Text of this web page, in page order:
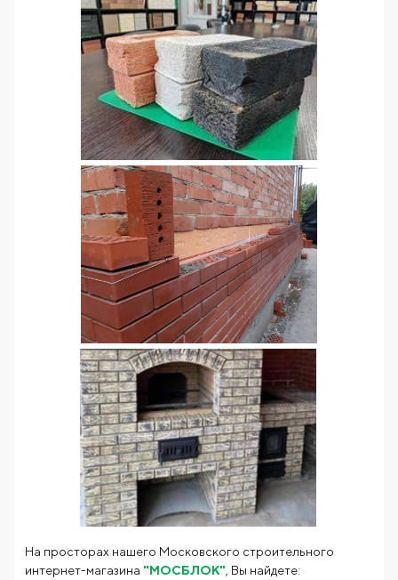
На просторах нашего Московского строительного
интернет-магазина "МОСБЛОК" , Вы найдете: